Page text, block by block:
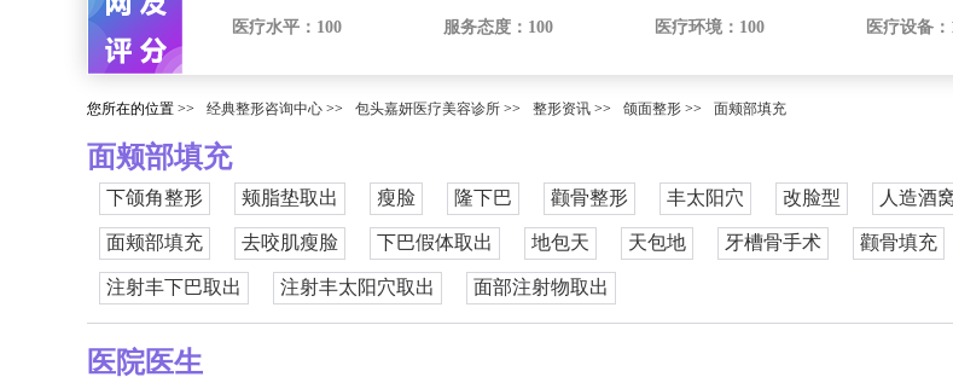
医疗水平： 100 服务态度： 100 医疗环境： 100 医疗设备：
您所在的位置 >> 经典整形咨询中心 >> 包头嘉妍医疗美容诊所 >> 整形资讯 >> 颌面整形 >> 面颊部填充
面颊部填充
下颌角整形 颊脂垫取出 瘦脸 隆下巴 颧骨整形 丰太阳穴 改脸型 人造酒
面颊部填充 去咬肌瘦脸 下巴假体取出 地包天 天包地 牙槽骨手术 颧骨填充
注射丰下巴取出 注射丰太阳穴取出 面部注射物取出
医院医生